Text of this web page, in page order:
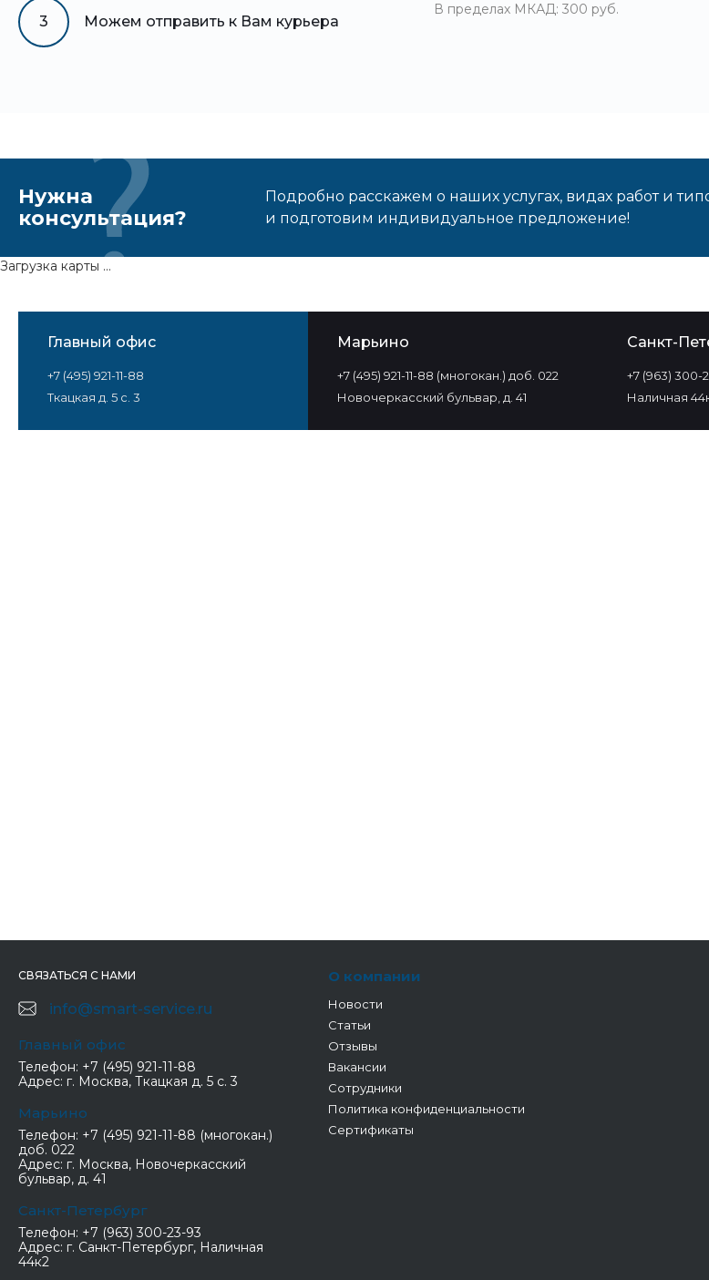
3 Можем отправить к Вам курьера
В пределах МКАД: 300 руб.
Нужна
консультация?
Подробно расскажем о наших услугах, видах работ и
и подготовим индивидуальное предложение!
Главный офис
+7 (495) 921-11-88
Ткацкая д. 5 с. 3
Марьино
+7 (495) 921-11-88 (многокан.) доб. 022
Новочеркасский бульвар, д. 41
Санкт-
+7 (963) 300-
Наличная
Загрузка карты ...
СВЯЗАТЬСЯ С НАМИ
info@smart-service.ru
Главный офис
Телефон: +7 (495) 921-11-88
Адрес: г. Москва, Ткацкая д. 5 с. 3
Марьино
Телефон: +7 (495) 921-11-88 (многокан.)
доб. 022
Адрес: г. Москва, Новочеркасский
бульвар, д. 41
Санкт-Петербург
Телефон: +7 (963) 300-23-93
Адрес: г. Санкт-Петербург, Наличная
44к2
О компании
Новости
Статьи
Отзывы
Вакансии
Сотрудники
Политика конфиденциальности
Сертификаты